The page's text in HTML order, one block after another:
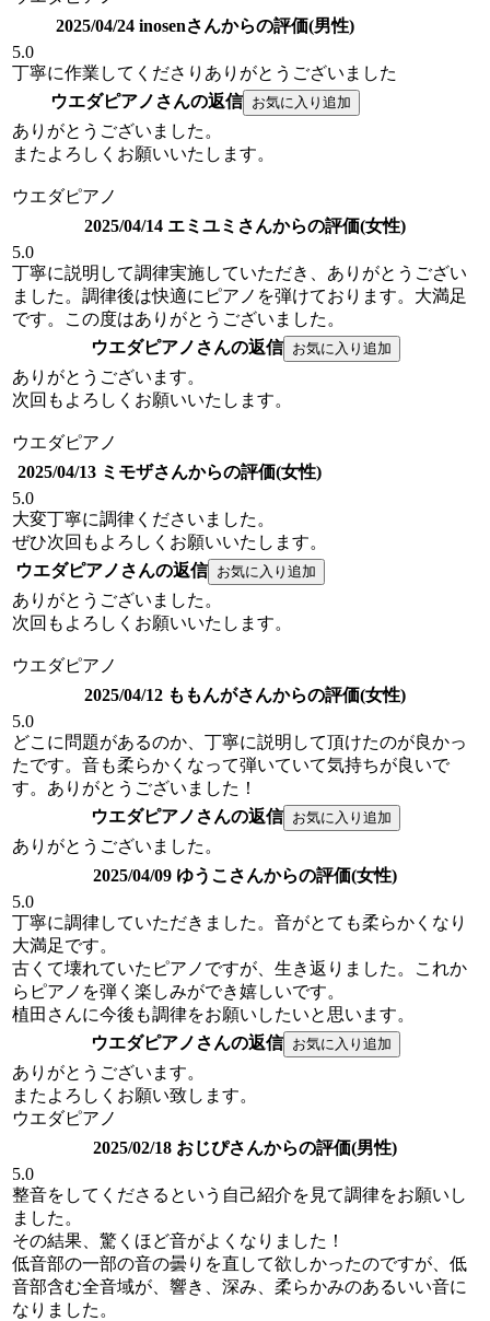
2025/04/24 inosenさんからの評価(男性)
5.0
丁寧に作業してくださりありがとうございました
ウエダピアノさんの返信
ありがとうございました。
またよろしくお願いいたします。
ウエダピアノ
2025/04/14 エミユミさんからの評価(女性)
5.0
丁寧に説明して調律実施していただき、ありがとうござい
ました。調律後は快適にピアノを弾けております。大満足
です。この度はありがとうございました。
ウエダピアノさんの返信
ありがとうございます。
次回もよろしくお願いいたします。
ウエダピアノ
2025/04/13 ミモザさんからの評価(女性)
5.0
大変丁寧に調律くださいました。
ぜひ次回もよろしくお願いいたします。
ウエダピアノさんの返信
ありがとうございました。
次回もよろしくお願いいたします。
ウエダピアノ
2025/04/12 ももんがさんからの評価(女性)
5.0
どこに問題があるのか、丁寧に説明して頂けたのが良かっ
たです。音も柔らかくなって弾いていて気持ちが良いで
す。ありがとうございました！
ウエダピアノさんの返信
ありがとうございました。
2025/04/09 ゆうこさんからの評価(女性)
5.0
丁寧に調律していただきました。音がとても柔らかくなり
大満足です。
古くて壊れていたピアノですが、生き返りました。これか
らピアノを弾く楽しみができ嬉しいです。
植田さんに今後も調律をお願いしたいと思います。
ウエダピアノさんの返信
ありがとうございます。
またよろしくお願い致します。
ウエダピアノ
2025/02/18 おじぴさんからの評価(男性)
5.0
整音をしてくださるという自己紹介を見て調律をお願いし
ました。
その結果、驚くほど音がよくなりました！
低音部の一部の音の曇りを直して欲しかったのですが、低
音部含む全音域が、響き、深み、柔らかみのあるいい音に
なりました。